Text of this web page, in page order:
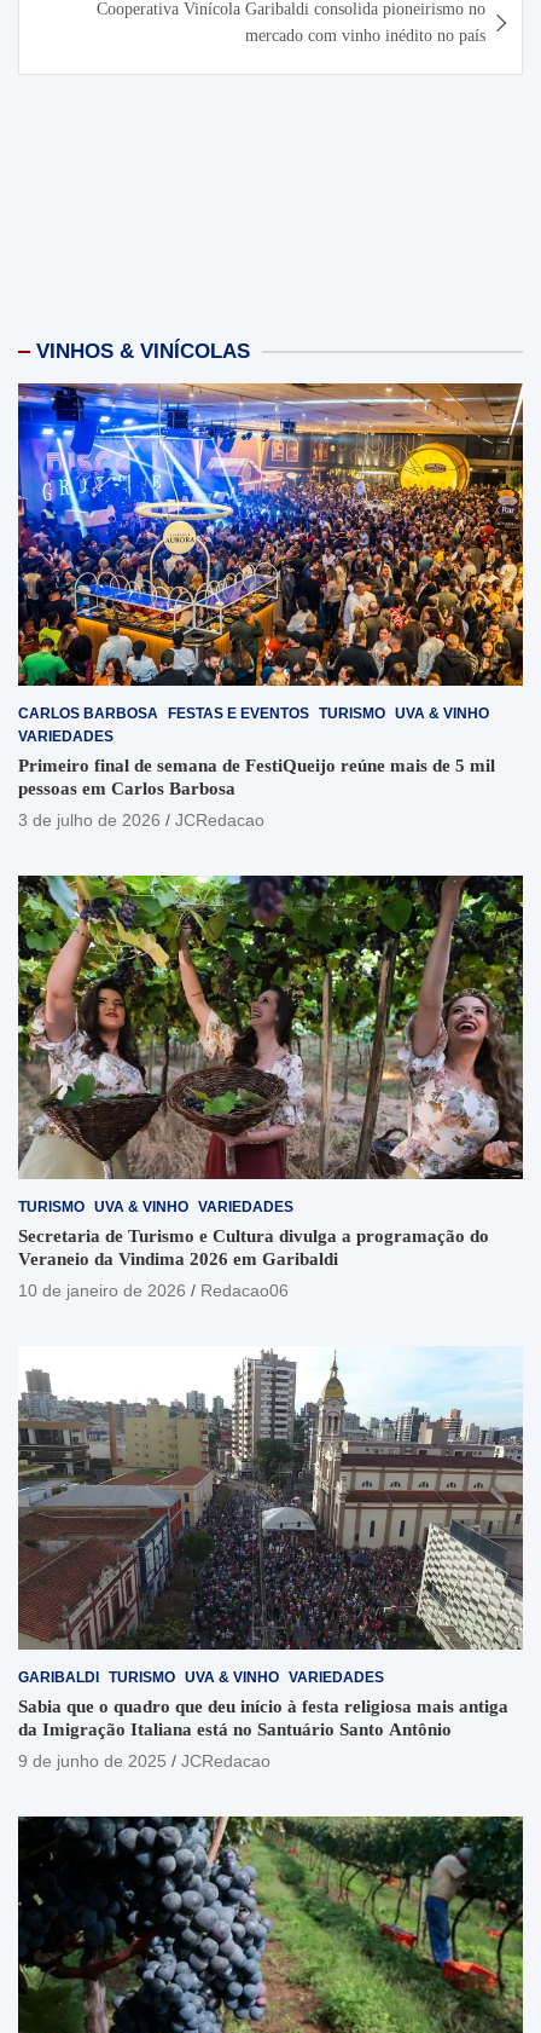
Cooperativa Vinícola Garibaldi consolida pioneirismo no
mercado com vinho inédito no país
VINHOS & VINÍCOLAS
CARLOS BARBOSA FESTAS E EVENTOS TURISMO UVA & VINHO
VARIEDADES
Primeiro final de semana de FestiQueijo reúne mais de 5 mil
pessoas em Carlos Barbosa
3 de julho de 2026
JCRedacao
TURISMO UVA & VINHO VARIEDADES
Secretaria de Turismo e Cultura divulga a programação do
Veraneio da Vindima 2026 em Garibaldi
10 de janeiro de 2026
Redacao06
GARIBALDI TURISMO UVA & VINHO VARIEDADES
Sabia que o quadro que deu início à festa religiosa mais antiga
da Imigração Italiana está no Santuário Santo Antônio
9 de junho de 2025
JCRedacao